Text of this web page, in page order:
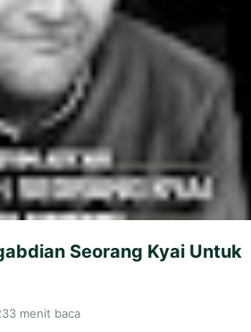
Seorang Kyai Untuk
3 menit baca